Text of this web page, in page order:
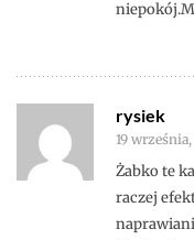
rysiek
19 września,
Żabko te
raczej